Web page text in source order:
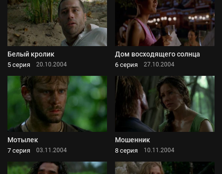
Белый кролик
5 серия 20.10.2004
Дом восходящего солнца
6 серия 27.10.2004
Мотылек
7 серия 03.11.2004
Мошенник
8 серия 10.11.2004